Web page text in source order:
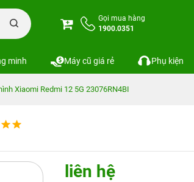
Gọi mua hàng
1900.0351
minh Máy cũ giá rẻ Phụ kiện
Xiaomi Redmi 12 5G 23076RN4BI
liên hệ